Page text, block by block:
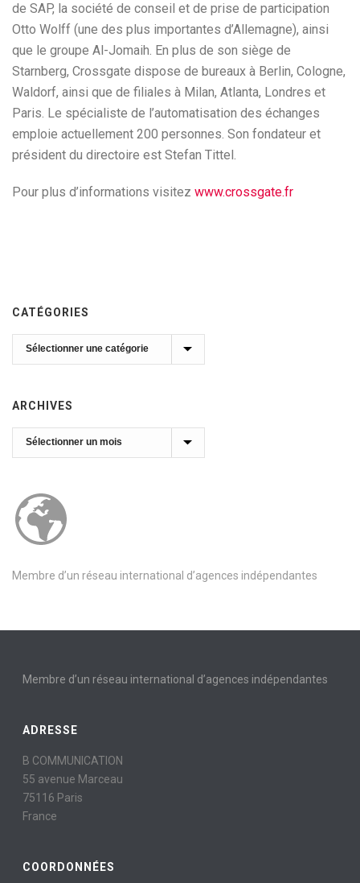
de SAP, la société de conseil et de prise de participation
Otto Wolff (une des plus importantes d’Allemagne), ainsi
que le groupe Al-Jomaih. En plus de son siège de
Starnberg, Crossgate dispose de bureaux à Berlin, Cologne,
Waldorf, ainsi que de filiales à Milan, Atlanta, Londres et
Paris. Le spécialiste de l’automatisation des échanges
emploie actuellement 200 personnes. Son fondateur et
président du directoire est Stefan Tittel.
Pour plus d’informations visitez www.crossgate.fr
CATÉGORIES
Catégories
ARCHIVES
Archives
Membre d’un réseau international d’agences indépendantes
Membre d’un réseau international d’agences indépendantes
ADRESSE
B COMMUNICATION
55 avenue Marceau
75116 Paris
France
COORDONNÉES